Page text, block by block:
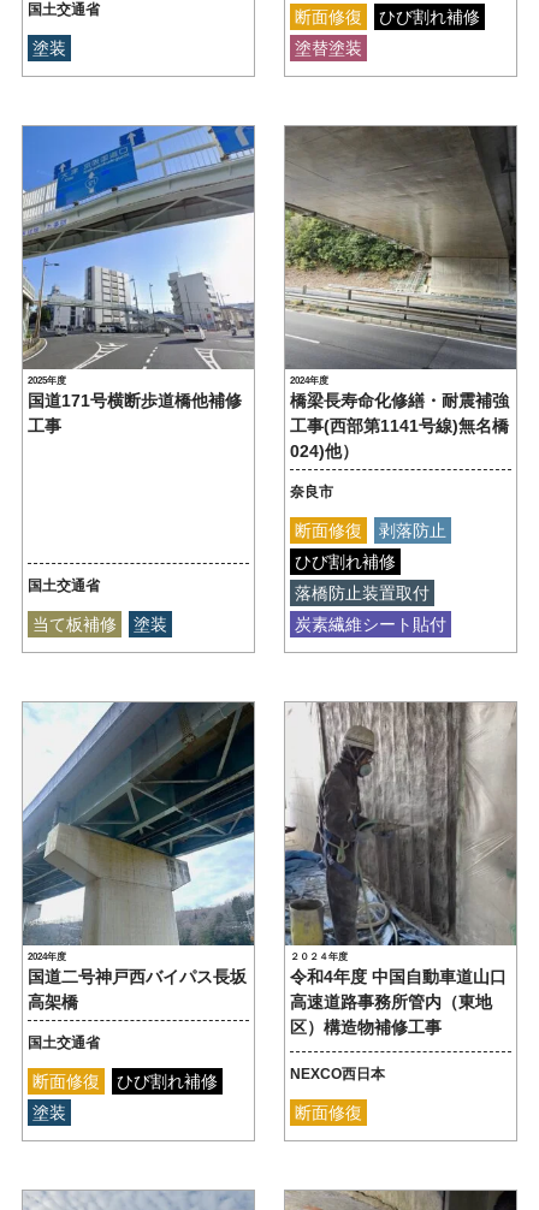
国土交通省
塗装
断面修復
ひび割れ補修
塗替塗装
2025年度
国道171号横断歩道橋他補修
工事
国土交通省
当て板補修 塗装
2024年度
橋梁長寿命化修繕・耐震補強
工事(西部第1141号線)無名橋
024)他）
奈良市
断面修復
剥落防止
ひび割れ補修
落橋防止装置取付
炭素繊維シート貼付
2024年度
国道二号神戸西バイパス長坂
高架橋
国土交通省
断面修復
ひび割れ補修
塗装
２０２４年度
令和4年度 中国自動車道山口
高速道路事務所管内（東地
区）構造物補修工事
NEXCO西日本
断面修復